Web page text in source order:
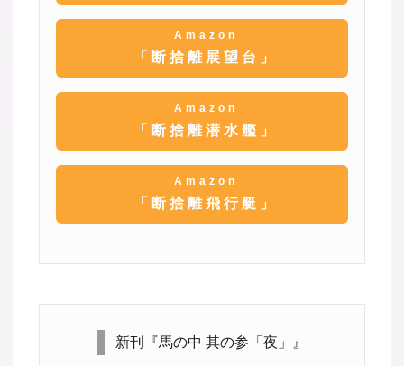
Amazon
「断捨離展望台」
Amazon
「断捨離潜水艦」
Amazon
「断捨離飛行艇」
新刊『馬の中 其の参「夜」』